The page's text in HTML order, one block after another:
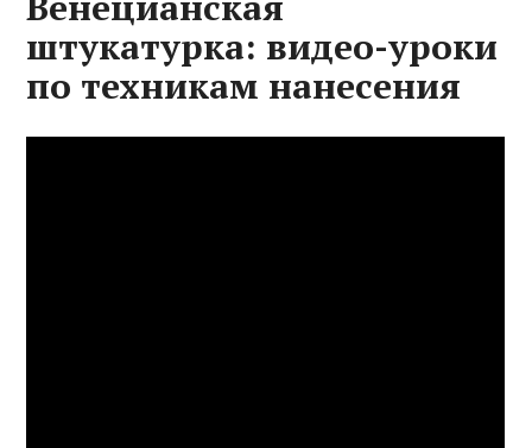
штукатурка: видео-уроки
по техникам нанесения